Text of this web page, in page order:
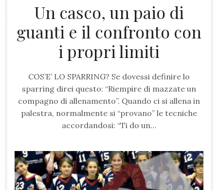
Un casco, un paio di
guanti e il confronto con
i propri limiti
COS’E’ LO SPARRING? Se dovessi definire lo
sparring direi questo: “Riempire di mazzate un
compagno di allenamento”. Quando ci si allena in
palestra, normalmente si “provano” le tecniche
accordandosi: “Ti do un…